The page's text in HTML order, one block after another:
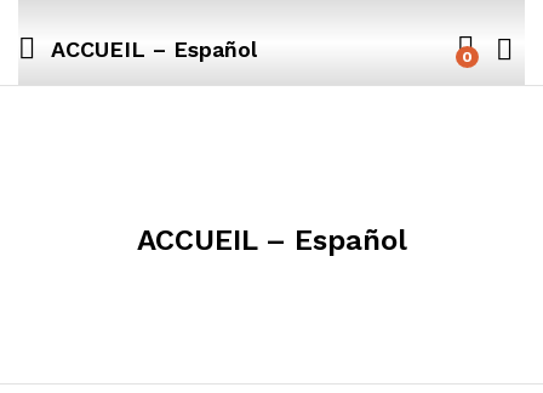
ACCUEIL – Español 0
ACCUEIL – Español